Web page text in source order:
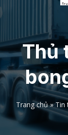
Thủ
Trang chủ»Tin